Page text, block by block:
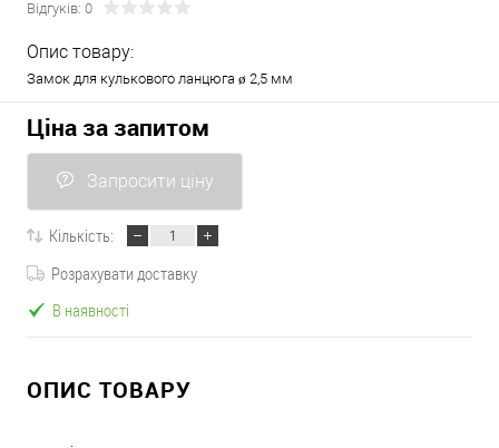
Відгуків: 0
Опис товару:
Замок для кулькового ланцюга ø 2,5 мм
Ціна за запитом
Запросити ціну
Кількість:
Розрахувати доставку
В наявності
ОПИС ТОВАРУ